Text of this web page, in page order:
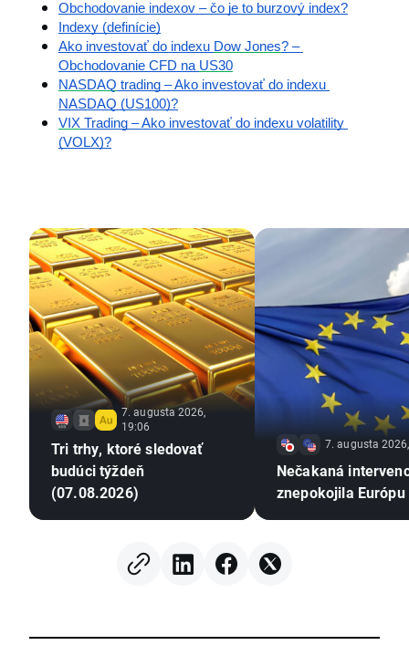
Obchodovanie indexov – čo je to burzový index?
Indexy (definície)
Ako investovať do indexu Dow Jones? –
Obchodovanie CFD na US30
NASDAQ trading – Ako investovať do indexu
NASDAQ (US100)?
VIX Trading – Ako investovať do indexu volatility
(VOLX)?
7. augusta 2026,
19:06
Tri trhy, ktoré sledovať
budúci týždeň
(07.08.2026)
7. augusta
Nečakaná
znepokojila